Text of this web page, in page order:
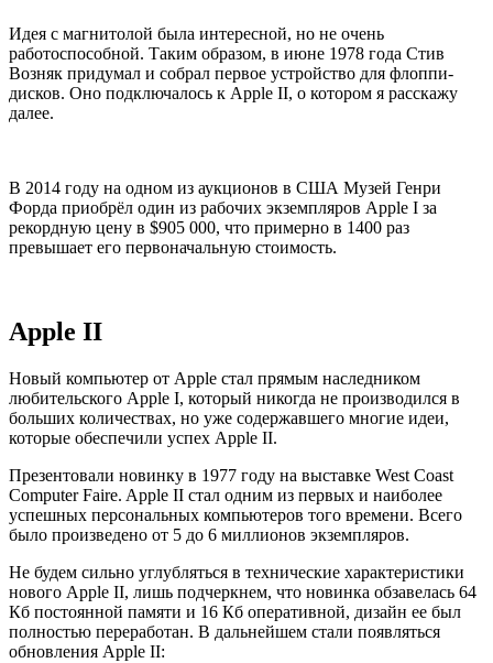
Идея с магнитолой была интересной, но не очень
работоспособной. Таким образом, в июне 1978 года Стив
Возняк придумал и собрал первое устройство для флоппи-
дисков. Оно подключалось к Apple II, о котором я расскажу
далее.
В 2014 году на одном из аукционов в США Музей Генри
Форда приобрёл один из рабочих экземпляров Apple I за
рекордную цену в $905 000, что примерно в 1400 раз
превышает его первоначальную стоимость.
Apple II
Новый компьютер от Apple стал прямым наследником
любительского Apple I, который никогда не производился в
больших количествах, но уже содержавшего многие идеи,
которые обеспечили успех Apple II.
Презентовали новинку в 1977 году на выставке West Coast
Computer Faire. Apple II стал одним из первых и наиболее
успешных персональных компьютеров того времени. Всего
было произведено от 5 до 6 миллионов экземпляров.
Не будем сильно углубляться в технические характеристики
нового Apple II, лишь подчеркнем, что новинка обзавелась 64
Кб постоянной памяти и 16 Кб оперативной, дизайн ее был
полностью переработан. В дальнейшем стали появляться
обновления Apple II: